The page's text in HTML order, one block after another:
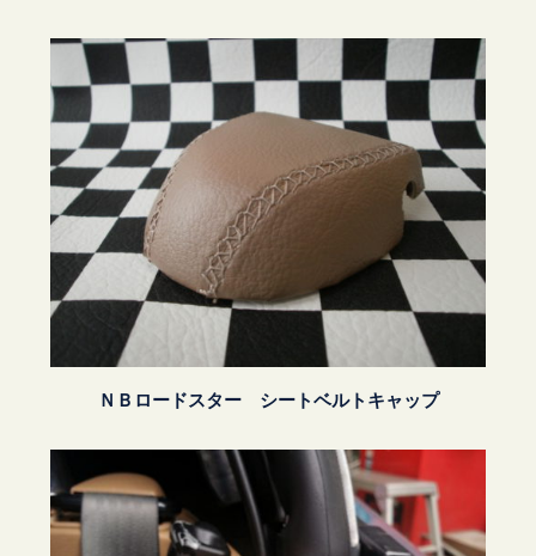
ＮＢロードスター シートベルトキャップ